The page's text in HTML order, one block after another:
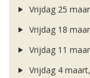
Vrijdag 25
Vrijdag 18
Vrijdag 11
Vrijdag 4